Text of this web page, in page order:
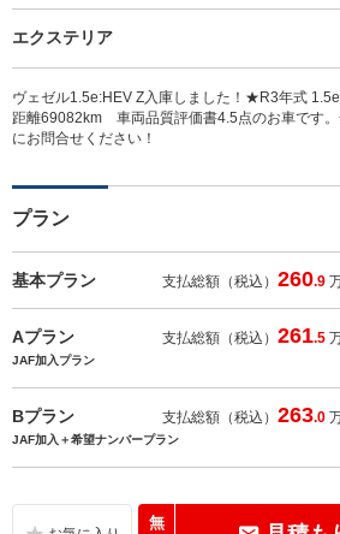
エクステリア
ヴェゼル1.5e:HEV Z入庫しました！★R3年式
距離69082km 車両品質評価書4.5点のお車です
にお問合せください！
プラン
基本プラン 支払総額（税込）260.9
Aプラン 支払総額（税込）261.5
JAF加入プラン
Bプラン 支払総額（税込）263.0
JAF加入＋希望ナンバープラン
無